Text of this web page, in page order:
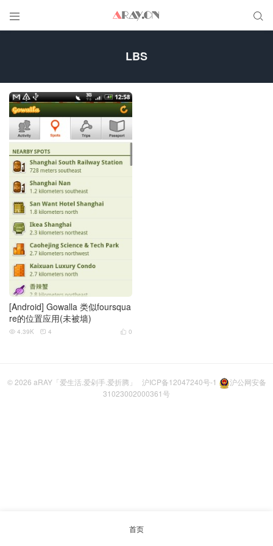
 
LBS
[Android] Gowalla 类似foursqua
re的位置应用(未被墙)
 0
 4.39K  4
© 2026 aRAY「爱生活.爱剁手.爱折腾」 沪ICP备12047240号-1
沪公网安备
31023002000361号
首页